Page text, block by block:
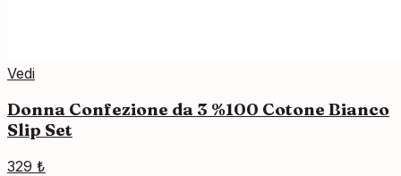
Vedi
Donna Confezione da 3 %100 Cotone Bianco
Slip Set
329 ₺